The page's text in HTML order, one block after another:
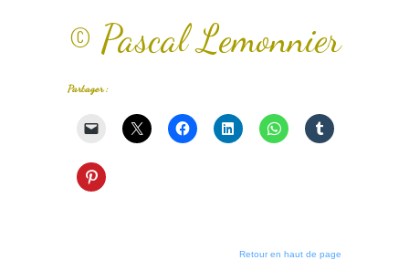
© Pascal Lemonnier
Partager :
Retour en haut de page